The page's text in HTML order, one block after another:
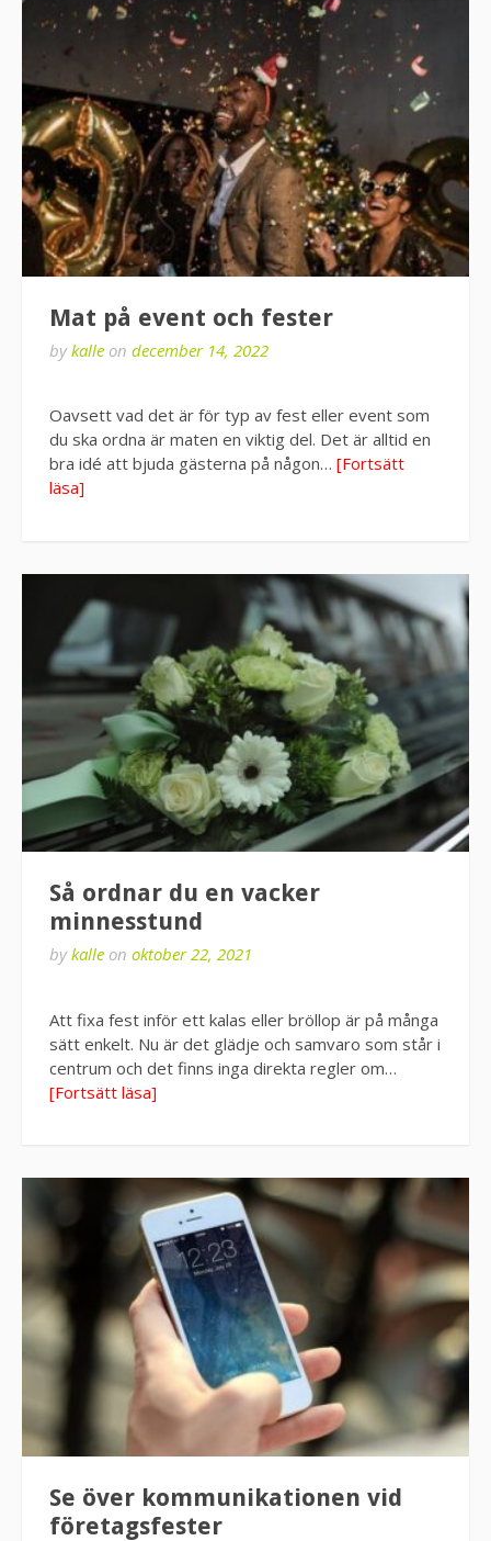
Mat på event och fester
bykalle on december 14, 2022
Oavsett vad det är för typ av fest eller event som
du ska ordna är maten en viktig del. Det är alltid en
bra idé att bjuda gästerna på någon… [Fortsätt
läsa]
Så ordnar du en vacker
minnesstund
bykalle on oktober 22, 2021
Att fixa fest inför ett kalas eller bröllop är på många
sätt enkelt. Nu är det glädje och samvaro som står i
centrum och det finns inga direkta regler om…
[Fortsätt läsa]
Se över kommunikationen vid
företagsfester